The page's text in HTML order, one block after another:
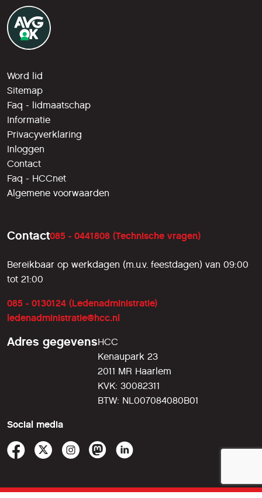
Word lid
Sitemap
Faq - lidmaatschap
Informatie
Privacyverklaring
Inloggen
Contact
Faq - HCCnet
Algemene voorwaarden
Contact085 - 0441808 (Technische vragen)
Bereikbaar op werkdagen (m.u.v. feestdagen) van 09:00
tot 21:00
085 - 0130124 (Ledenadministratie)
ledenadministratie@hcc.nl
Adres gegevensHCC
Kenaupark 23
2011 MR Haarlem
KVK: 30082311
BTW: NL007084080B01
Social media